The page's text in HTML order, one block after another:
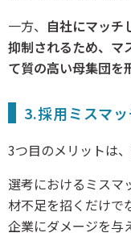
一方、 自社にマッチ
抑制されるため、マ
て質の高い母集団を
3.採用ミスマ
3つ目のメリットは
選考におけるミスマ
材不足を招くだけで
企業にダメージを与